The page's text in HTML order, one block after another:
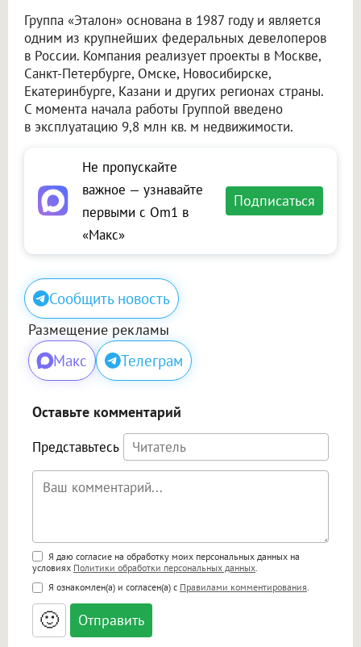
Группа «Эталон» основана в 1987 году и является
одним из крупнейших федеральных девелоперов
в России. Компания реализует проекты в Москве,
Санкт-Петербурге, Омске, Новосибирске,
Екатеринбурге, Казани и других регионах страны.
С момента начала работы Группой введено
в эксплуатацию 9,8 млн кв. м недвижимости.
Не пропускайте
важное — узнавайте
первыми с Om1 в
«Макс»
Подписаться
Сообщить новость
Размещение рекламы
Макс Телеграм
Оставьте комментарий
Представьтесь
Поддержка HTML
<b>, <strong>, <u>, <i>, <em>, <s>, <big>,
<small>, <sup>, <sub>, <pre>, <ul>, <ol>, <li>,
<blockquote>, <code> экранирует HTML,
адреса URL автоматически становятся
ссылками, и [img]адрес[/img] будет
Я даю согласие на обработку моих персональных данных на
условиях Политики обработки персональных данных.
Я ознакомлен(а) и согласен(а) с Правилами комментирования.
🙂